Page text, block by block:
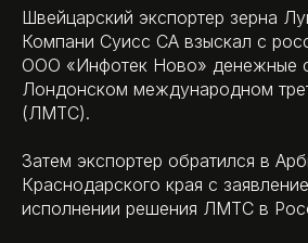
Швейцарский экспортер зерна
Компани Суисс СА взыскал с
ООО «Инфотек Ново» денежные
Лондонском международном
(ЛМТС).
Затем экспортер обратился в
Краснодарского края с
исполнении решения ЛМТС в